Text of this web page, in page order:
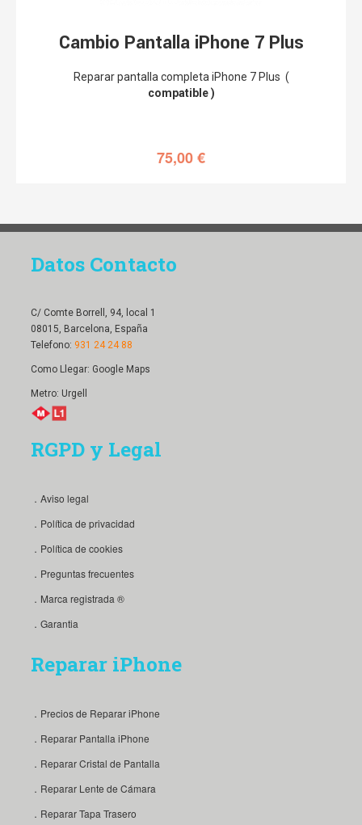
Cambio Pantalla iPhone 7 Plus
Reparar pantalla completa iPhone 7 Plus (
compatible )
75,00€
Datos Contacto
C/ Comte Borrell, 94, local 1
08015, Barcelona, España
Telefono: 931 24 24 88
Como Llegar: Google Maps
Metro: Urgell
RGPD y Legal
．Aviso legal
．Política de privacidad
．Política de cookies
．Preguntas frecuentes
．Marca registrada ®
．Garantia
Reparar iPhone
．Precios de Reparar iPhone
．Reparar Pantalla iPhone
．Reparar Cristal de Pantalla
．Reparar Lente de Cámara
．Reparar Tapa Trasero